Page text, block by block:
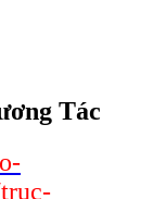
Tác